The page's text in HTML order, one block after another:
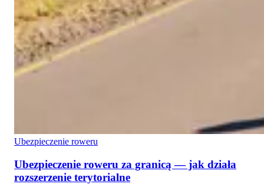
Ubezpieczenie roweru
Ubezpieczenie roweru za granicą — jak działa
rozszerzenie terytorialne